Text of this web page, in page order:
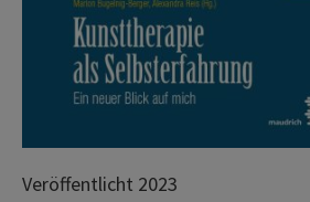
Veröffentlicht 2023